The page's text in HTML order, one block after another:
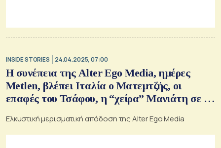
INSIDE STORIES 24.04.2025, 07:00
Η συνέπεια της Alter Ego Media, ημέρες
Metlen, βλέπει Ιταλία ο Ματεμτζής, οι
επαφές του Τσάφου, η “χείρα” Μανιάτη σε 35
Ελκυστική μερισματική απόδοση της Alter Ego Media